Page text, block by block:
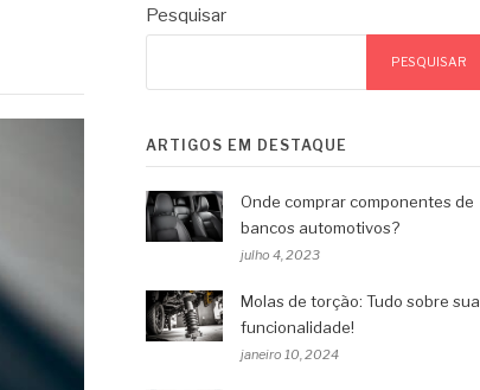
Pesquisar
PESQUISAR
ARTIGOS EM DESTAQUE
Onde comprar componentes de
bancos automotivos?
julho 4, 2023
Molas de torção: Tudo sobre sua
funcionalidade!
janeiro 10, 2024